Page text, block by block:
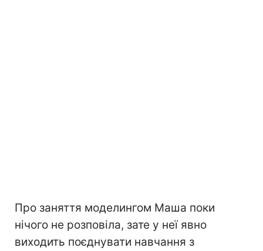
Про заняття моделингом Маша поки
нічого не розповіла, зате у неї явно
виходить поєднувати навчання з